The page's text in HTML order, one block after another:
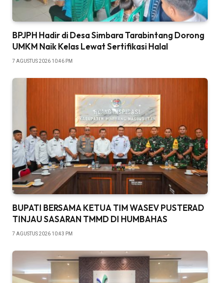
BPJPH Hadir di Desa Simbara Tarabintang Dorong
UMKM Naik Kelas Lewat Sertifikasi Halal
7 AGUSTUS 2026 10:46 PM
BUPATI BERSAMA KETUA TIM WASEV PUSTERAD
TINJAU SASARAN TMMD DI HUMBAHAS
7 AGUSTUS 2026 10:43 PM